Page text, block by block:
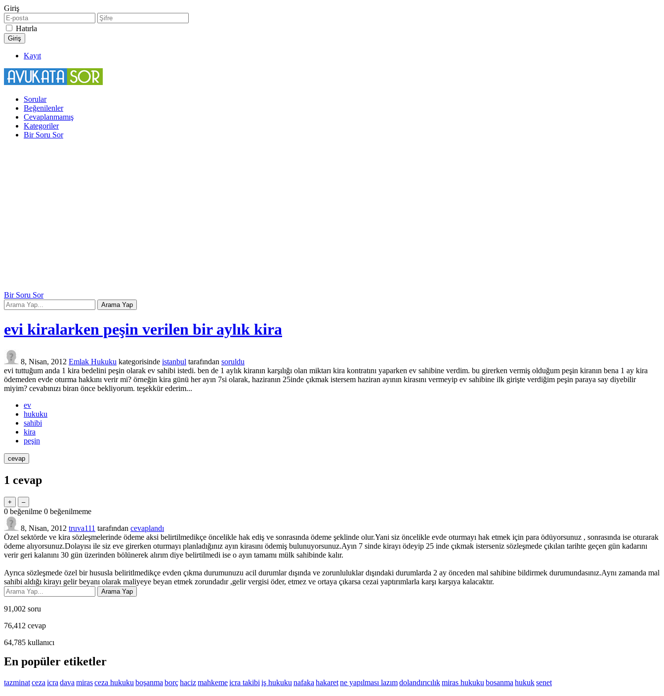
Giriş
Hatırla
Kayıt
Sorular
Beğenilenler
Cevaplanmamış
Kategoriler
Bir Soru Sor
Bir Soru Sor
evi kiralarken peşin verilen bir aylık kira
8, Nisan, 2012 Emlak Hukuku kategorisinde istanbul tarafından soruldu
evi tuttuğum anda 1 kira bedelini peşin olarak ev sahibi istedi. ben de 1 aylık kiranın karşılığı olan miktarı kira kontratını yaparken ev sahibine verdim. bu girerken vermiş olduğum peşin kiranın bena 1 ay kira
ödemeden evde oturma hakkını verir mi? örneğin kira günü her ayın 7si olarak, haziranın 25inde çıkmak istersem haziran ayının kirasını vermeyip ev sahibine ilk girişte verdiğim peşin paraya say diyebilir
miyim? cevabınızı biran önce bekliyorum. teşekkür ederim...
ev
hukuku
sahibi
kira
peşin
1 cevap
0 beğenilme 0 beğenilmeme
8, Nisan, 2012 truva111 tarafından cevaplandı
Özel sektörde ve kira sözleşmelerinde ödeme aksi belirtilmedikçe öncelikle hak ediş ve sonrasında ödeme şeklinde olur.Yani siz öncelikle evde oturmayı hak etmek için para ödüyorsunuz , sonrasında ise oturarak
ödeme alıyorsunuz.Dolayısı ile siz eve girerken oturmayı planladığınız ayın kirasını ödemiş bulunuyorsunuz.Ayın 7 sinde kirayı ödeyip 25 inde çıkmak isterseniz sözleşmede çıkılan tarihte geçen gün kadarını
verir geri kalanını 30 gün üzerinden bölünerek alırım diye belirtilmedi ise o ayın tamamı mülk sahibinde kalır.
Ayrıca sözleşmede özel bir hususla beliritlmedikçe evden çıkma durumunuzu acil durumlar dışında ve zorunluluklar dışındaki durumlarda 2 ay önceden mal sahibine bildirmek durumundasınız.Aynı zamanda mal
sahibi aldığı kirayı gelir beyanı olarak maliyeye beyan etmek zorundadır ,gelir vergisi öder, etmez ve ortaya çıkarsa cezai yaptırımlarla karşı karşıya kalacaktır.
91,002 soru
76,412 cevap
64,785 kullanıcı
En popüler etiketler
tazminatceza icra dava mirasceza hukuku boşanma borçhacizmahkemeicra takibi iş hukuku nafaka hakaretne yapılması lazımdolandırıcılıkmiras hukuku bosanma hukuksenet